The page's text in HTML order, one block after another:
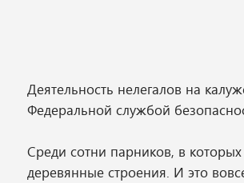
Деятельность нелегалов на
Федеральной службой
Среди сотни парников, в
деревянные строения. И это